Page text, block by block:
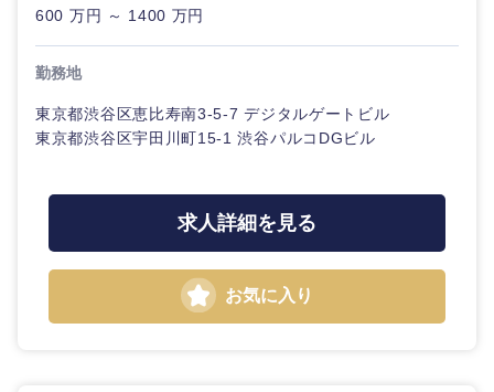
滋賀県 京都府
大阪府 兵庫県
600 万円 ～ 1400 万円
勤務地
東京都渋谷区恵比寿南3-5-7 デジタルゲートビル
東京都渋谷区宇田川町15-1 渋谷パルコDGビル
求人詳細を見る
お気に入り